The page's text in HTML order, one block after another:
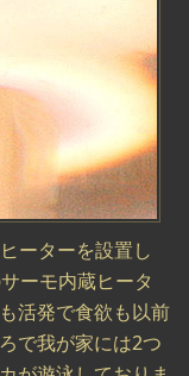
ーターを設置し
ーモ内蔵ヒータ
活発で食欲も以前
で我が家には2つ